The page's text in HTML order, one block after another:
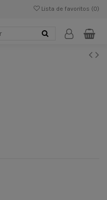
Lista de favoritos (0)